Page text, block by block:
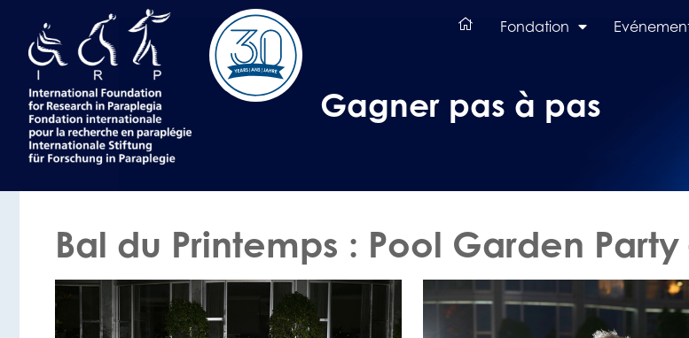
Fondation
Gagner pas à pas
Bal du Printemps : Pool Garden Party